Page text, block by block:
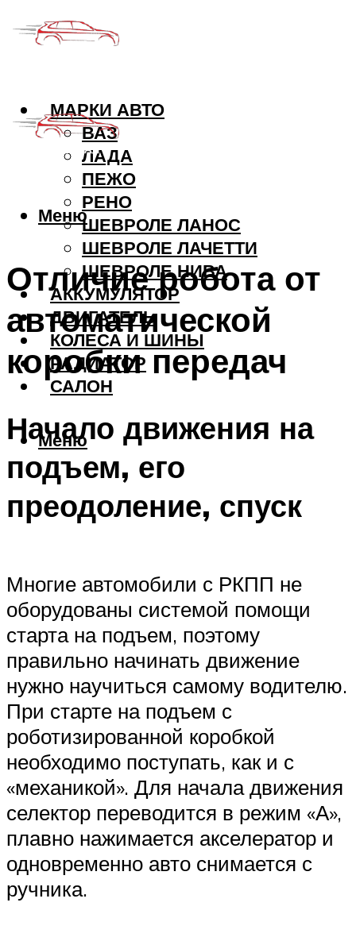
МАРКИ АВТО
ВАЗ
ЛАДА
ПЕЖО
РЕНО
ШЕВРОЛЕ ЛАНОС
ШЕВРОЛЕ ЛАЧЕТТИ
ШЕВРОЛЕ НИВА
АККУМУЛЯТОР
ДВИГАТЕЛЬ
КОЛЕСА И ШИНЫ
РАДИАТОР
САЛОН
Меню
Меню
Отличие робота от
автоматической
коробки передач
Начало движения на
подъем, его
преодоление, спуск
Многие автомобили с РКПП не
оборудованы системой помощи
старта на подъем, поэтому
правильно начинать движение
нужно научиться самому водителю.
При старте на подъем с
роботизированной коробкой
необходимо поступать, как и с
«механикой». Для начала движения
селектор переводится в режим «А»,
плавно нажимается акселератор и
одновременно авто снимается с
ручника.